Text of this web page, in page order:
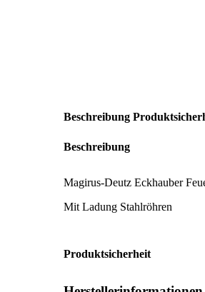
Beschreibung
Beschreibung
Magirus-Deutz Eckhauber
Mit Ladung Stahlröhren
Produktsicherheit